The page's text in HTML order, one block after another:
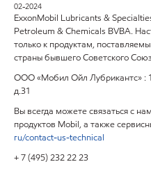
02-2024
ExxonMobil Lubricants &
Petroleum & Chemicals BVBA.
только к продуктам,
страны бывшего Советского
ООО «Мобил Ойл Лубрикантс» :
д.31
Вы всегда можете связаться с
продуктов Mobil, а также
ru/contact-us-technical
+ 7 (495) 232 22 23